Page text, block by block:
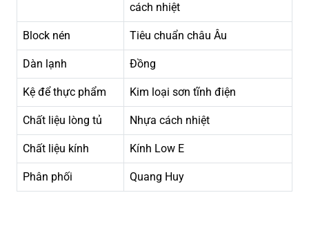
cách nhiệt
Block nén Tiêu chuẩn châu Âu
Dàn lạnh Đồng
Kệ để thực phẩm Kim loại sơn tĩnh điện
Chất liệu lòng tủ Nhựa cách nhiệt
Chất liệu kính Kính Low E
Phân phối Quang Huy